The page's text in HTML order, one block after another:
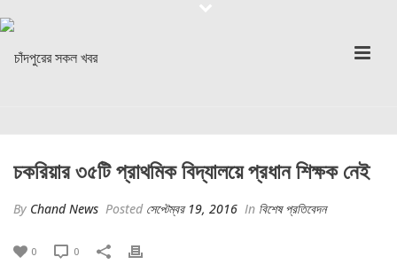
চকরিয়ার ৩৫টি প্রাথমিক বিদ্যালয়ে প্রধান শিক্ষক নেই
By Chand News Posted সেপ্টেম্বর 19, 2016 In বিশেষ প্রতিবেদন
0 0